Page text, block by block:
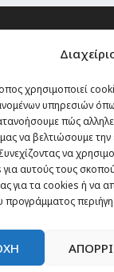
χρησιμοποιεί
υπηρεσιών
πώς
να βελτιώσουμε
να
αυτούς τους
για τα cookies ή να
προγράμματος
οποία δεν
είναι